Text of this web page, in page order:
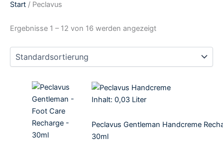
Start / Peclavus
Ergebnisse 1 – 12 von 16 werden angezeigt
Inhalt: 0,03 Liter
Peclavus Gentleman Handcreme
30ml